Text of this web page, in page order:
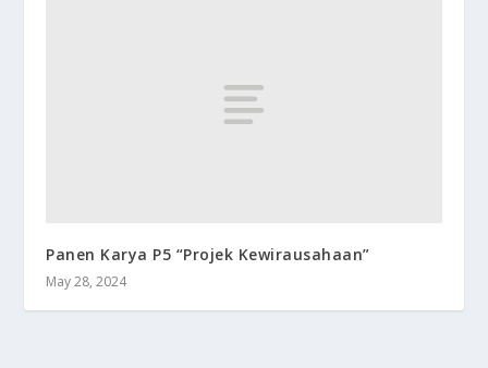
Panen Karya P5 “Projek Kewirausahaan”
May 28, 2024